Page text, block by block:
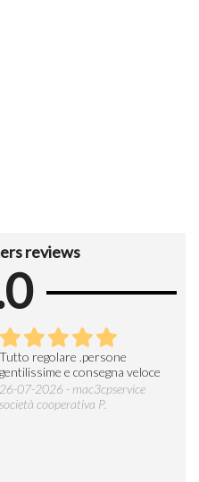
reviews
Tutto regolare .persone
gentilissime e consegna veloce
26-07-2026 - mac3cpservice
società cooperativa P.